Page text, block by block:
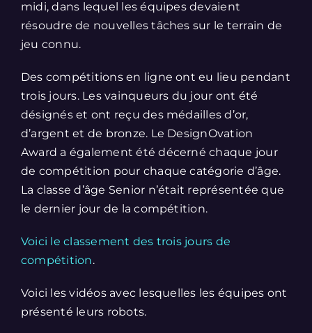
midi, dans lequel les équipes devaient
résoudre de nouvelles tâches sur le terrain de
jeu connu.
Des compétitions en ligne ont eu lieu pendant
trois jours. Les vainqueurs du jour ont été
désignés et ont reçu des médailles d’or,
d’argent et de bronze. Le DesignOvation
Award a également été décerné chaque jour
de compétition pour chaque catégorie d’âge.
La classe d’âge Senior n’était représentée que
le dernier jour de la compétition.
Voici le classement des trois jours de
compétition.
Voici les vidéos avec lesquelles les équipes ont
présenté leurs robots.